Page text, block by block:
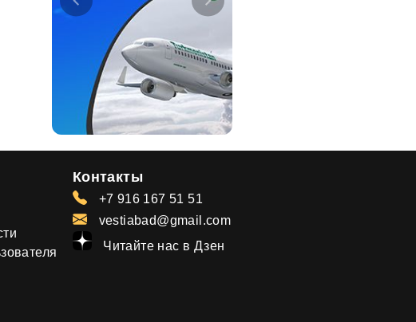
Контакты
+7 916 167 51 51
vestiabad@gmail.com
Читайте нас в Дзен